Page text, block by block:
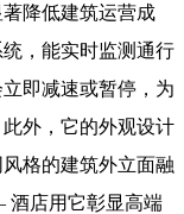
降低建筑运营成
，能实时监测通行
即减速或暂停，为
外，它的外观设计
格的建筑外立面融
酒店用它彰显高端